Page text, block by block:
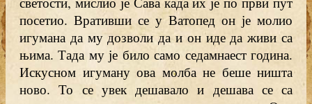
посетио. Вративши се у Ватопед он је молио
игумана да му дозволи да и он иде да живи са
њима. Тада му је било само седамнаест година.
Искусном игуману ова молба не беше ништа
ново. То се увек дешавало и дешава се са